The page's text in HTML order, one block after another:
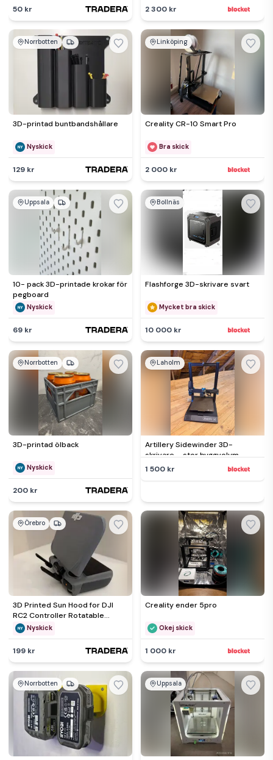
50 kr 2 300 kr
Norrbotten
3D-printad buntbandshållare
Nyskick
129 kr
Linköping
Creality CR-10 Smart Pro
Bra skick
2 000 kr
Uppsala
10- pack 3D-printade krokar för
pegboard
Nyskick
69 kr
Bollnäs
Flashforge 3D-skrivare svart
Mycket bra skick
10 000 kr
Norrbotten
3D-printad ölback
Nyskick
200 kr
Laholm
Artillery Sidewinder 3D-
skrivare – stor byggvolym,
direktdrift
1 500 kr
Örebro
3D Printed Sun Hood for DJI
RC2 Controller Rotatable
Cover with Screen Protector
Nyskick
199 kr
Creality ender 5pro
Okej skick
1 000 kr
Norrbotten Uppsala